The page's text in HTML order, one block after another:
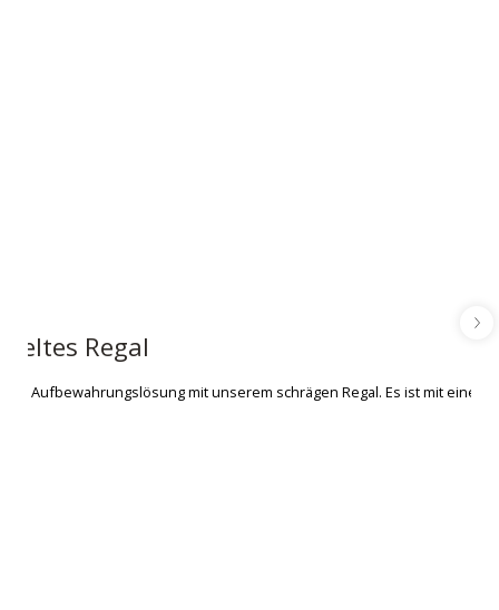
Drahtkorb
Erhältlich in 3 Größen
Regal
Aufbewahrungslösung mit unserem schrägen Regal. Es ist mit